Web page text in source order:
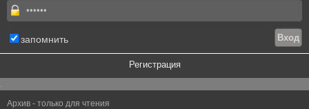
запомнить
Регистрация
.
Архив - только для чтения